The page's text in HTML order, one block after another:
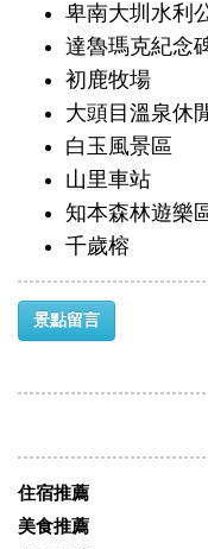
卑南大圳水利
達魯瑪克紀念
初鹿牧場
大頭目溫泉休
白玉風景區
山里車站
知本森林遊樂
千歲榕
景點留言
住宿推薦
美食推薦